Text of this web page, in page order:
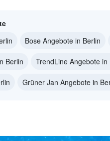
Bose Angebote in Berlin
Berlin TrendLine Angebote in
Grüner Jan Angebote in